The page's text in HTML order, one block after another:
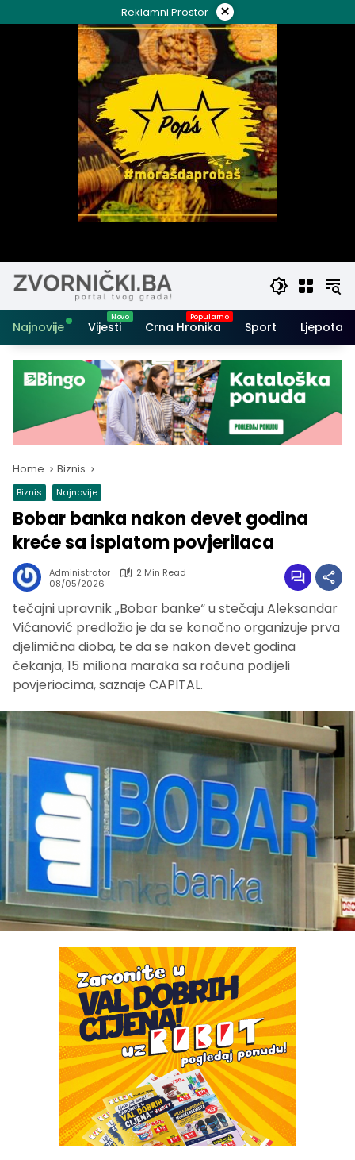
to
Reklamni Prostor ×
Najnovije Vijesti Crna Hronika Sport Ljepota i
Home Biznis
Biznis Najnovije
Bobar banka nakon devet godina
kreće sa isplatom povjerilaca
Administrator
2 Min Read
08/05/2026
tečajni upravnik „Bobar banke“ u stečaju Aleksandar
Vićanović predložio je da se konačno organizuje prva
djelimična dioba, te da se nakon devet godina
čekanja, 15 miliona maraka sa računa podijeli
povjeriocima, saznaje CAPITAL.